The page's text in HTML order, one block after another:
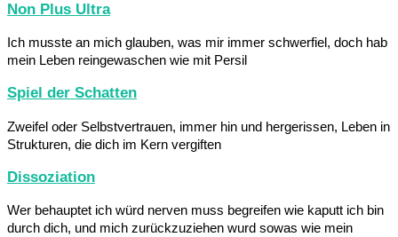
Non Plus Ultra
Ich musste an mich glauben, was mir immer schwerfiel, doch hab
mein Leben reingewaschen wie mit Persil
Spiel der Schatten
Zweifel oder Selbstvertrauen, immer hin und hergerissen, Leben in
Strukturen, die dich im Kern vergiften
Dissoziation
Wer behauptet ich würd nerven muss begreifen wie kaputt ich bin
durch dich, und mich zurückzuziehen wurd sowas wie mein